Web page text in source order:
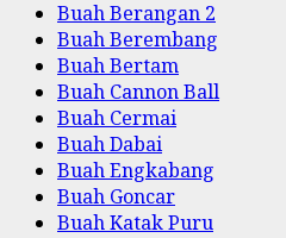
Buah Berangan 2
Buah Berembang
Buah Bertam
Buah Cannon Ball
Buah Cermai
Buah Dabai
Buah Engkabang
Buah Goncar
Buah Katak Puru